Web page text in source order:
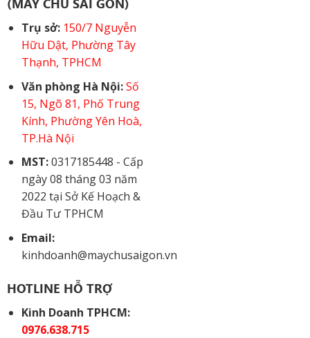
(MÁY CHỦ SÀI GÒN)
Trụ sở: 150/7 Nguyễn
Hữu Dật, Phường Tây
Thạnh, TPHCM
Văn phòng Hà Nội: Số
15, Ngõ 81, Phố Trung
Kính, Phường Yên Hoà,
TP.Hà Nội
MST:0317185448 - Cấp
ngày 08 tháng 03 năm
2022 tại Sở Kế Hoạch &
Đầu Tư TPHCM
Email:
kinhdoanh@maychusaigon.vn
HOTLINE HỖ TRỢ
Kinh Doanh TPHCM:
0976.638.715